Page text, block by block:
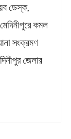
ডেস্ক,
কমল
সংক্রমণ
জেলার